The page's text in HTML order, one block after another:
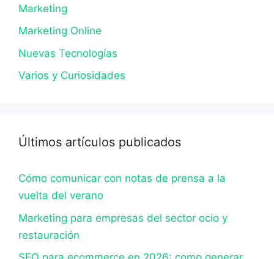
Marketing
Marketing Online
Nuevas Tecnologías
Varios y Curiosidades
Últimos artículos publicados
Cómo comunicar con notas de prensa a la
vuelta del verano
Marketing para empresas del sector ocio y
restauración